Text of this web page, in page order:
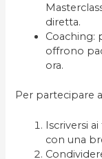
diretta.
Coaching:
offrono
ora.
Per partecipare
Iscriversi
con una